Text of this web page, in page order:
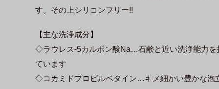
す。その上シリコンフリー!!
【主な洗浄成分】
◇ラウレス-5カルボン酸Na…石鹸と近い洗浄能力を
ています
◇コカミドプロピルベタイン…キメ細かい豊かな泡